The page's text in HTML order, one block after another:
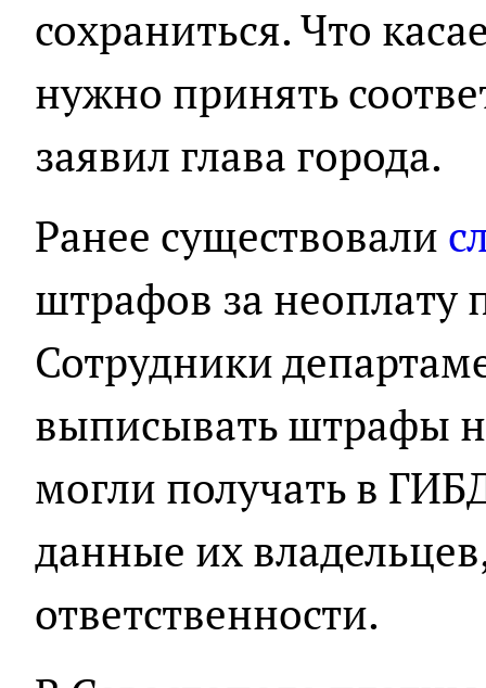
сохраниться. Что
нужно принять
заявил глава города.
Ранее существовали
штрафов за неоплату
Сотрудники
выписывать штрафы
могли получать в
данные их
ответственности.